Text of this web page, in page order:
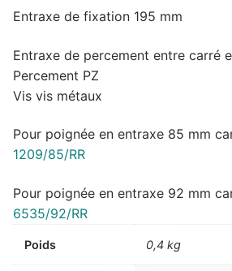
Entraxe de fixation 195 mm
Entraxe de percement entre carré
Percement PZ
Vis vis métaux
Pour poignée en entraxe 85 mm
1209/85/RR
Pour poignée en entraxe 92 mm
6535/92/RR
Poids 0,4 kg